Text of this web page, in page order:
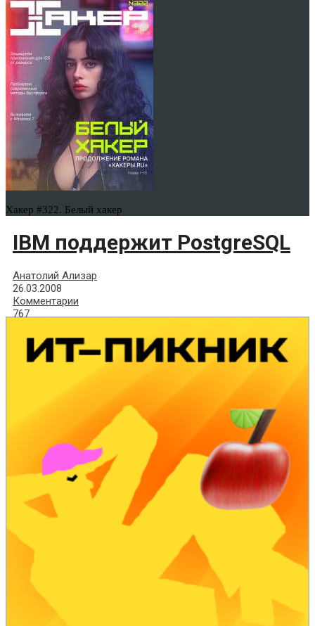
Хакер #322. Белый хакер
IBM поддержит PostgreSQL
Анатолий Ализар
26.03.2008
Комментарии
767